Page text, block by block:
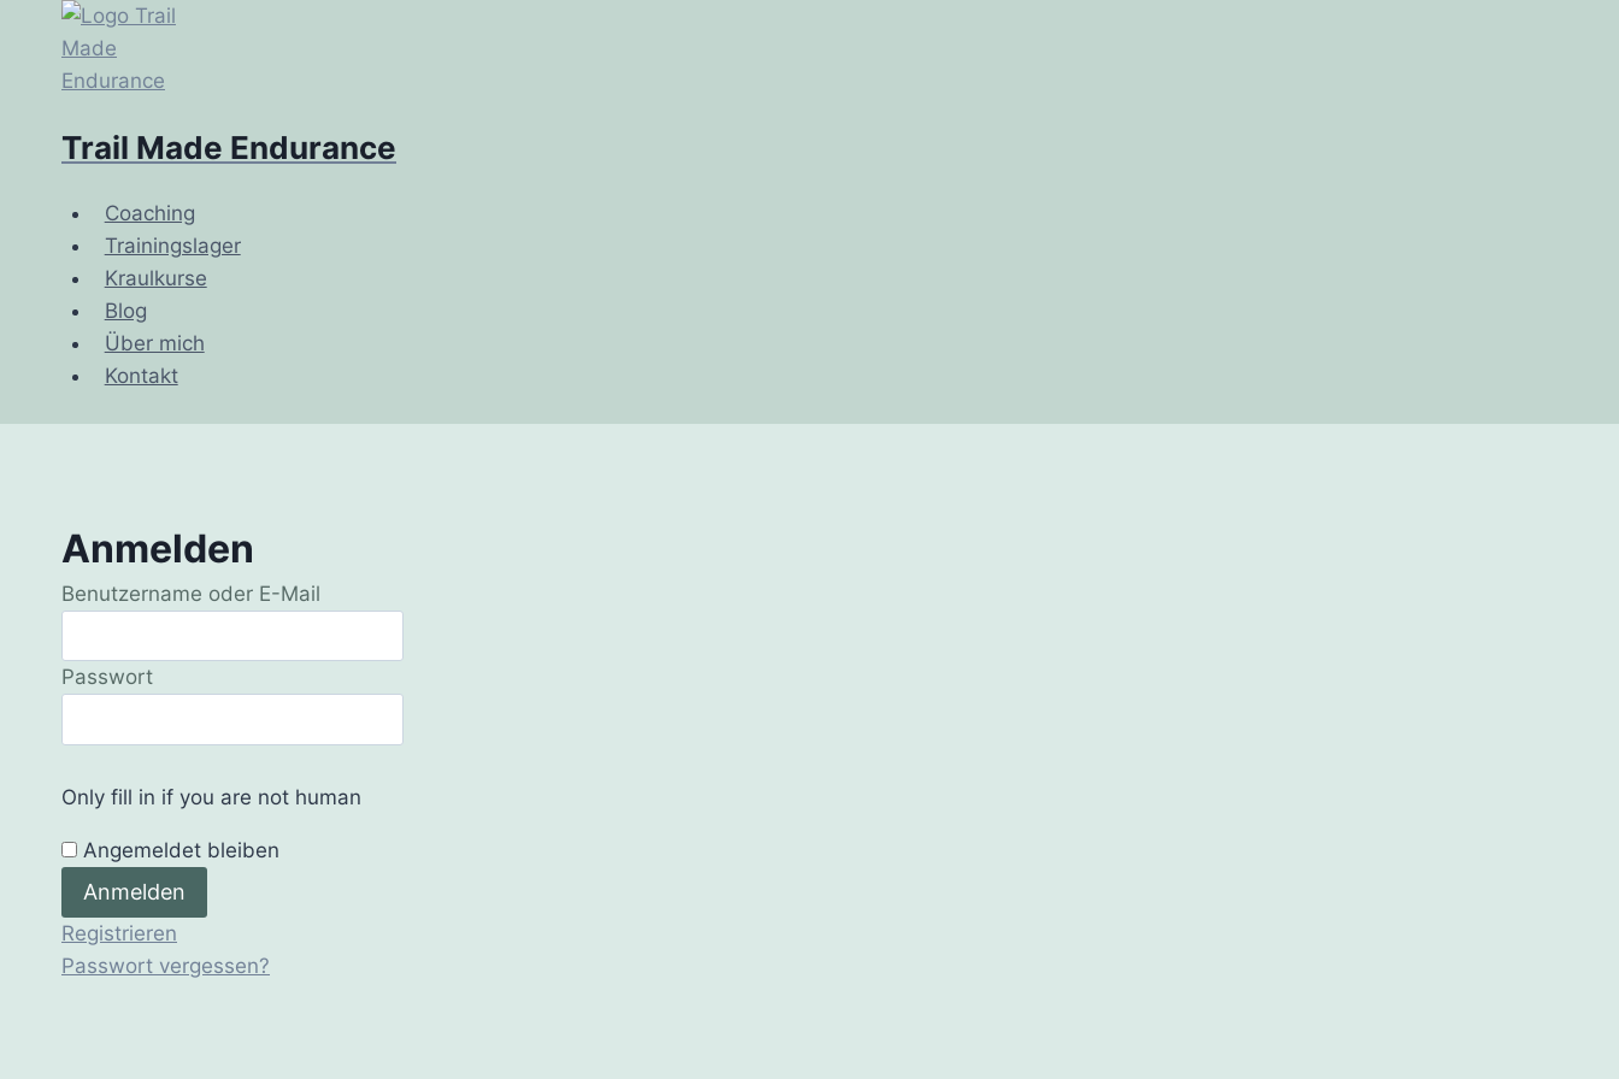
springen
Trail Made Endurance
Coaching
Trainingslager
Kraulkurse
Blog
Über mich
Kontakt
Anmelden
Benutzername oder E-Mail
Passwort
Only fill in if you are not human
Angemeldet bleiben
Registrieren
Passwort vergessen?